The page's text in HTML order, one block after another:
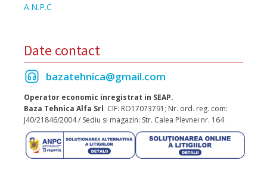
A.N.P.C
Date contact
bazatehnica@gmail.com
Operator economic inregistrat in SEAP.
Baza Tehnica Alfa Srl CIF: RO17073791; Nr. ord. reg. com:
J40/21846/2004 / Sediu si magazin: Str. Calea Plevnei nr. 164